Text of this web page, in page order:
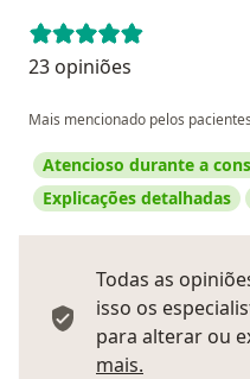
23 opiniões
Mais mencionado pelos pacientes
Atencioso durante a
Explicações detalhadas
Todas as
isso os
para alterar ou
mais.